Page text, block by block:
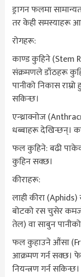
ड्रागन फलमा
तर केही समस्याहरू
रोगहरू:
काण्ड कुहिने (Stem
संक्रमणले डाँठहरू
पानीको निकास
सकिन्छ।
एन्थ्राक्नोज
धब्बाहरू देखिन्छन्।
फल कुहिने: बढी
कुहिन सक्छ।
कीराहरू:
लाही कीरा
बोटको रस चुसेर
तेल) वा साबुन
फल कुहाउने औंसा
आक्रमण गर्न सक्छ।
नियन्त्रण गर्न सकिन्छ।